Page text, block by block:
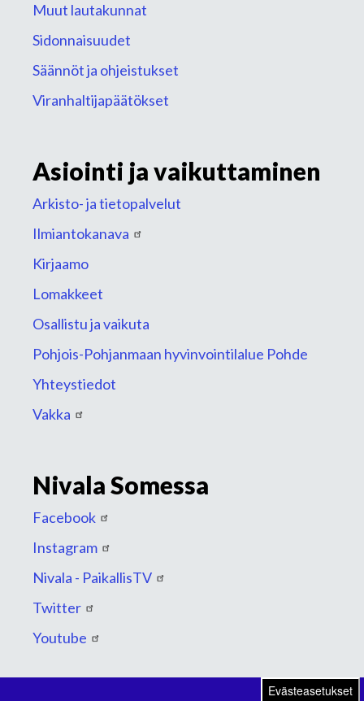
Muut lautakunnat
Sidonnaisuudet
Säännöt ja ohjeistukset
Viranhaltijapäätökset
Asiointi ja vaikuttaminen
Arkisto- ja tietopalvelut
Ilmiantokanava
Kirjaamo
Lomakkeet
Osallistu ja vaikuta
Pohjois-Pohjanmaan hyvinvointilalue Pohde
Yhteystiedot
Vakka
Nivala Somessa
Facebook
Instagram
Nivala - PaikallisTV
Twitter
Youtube
Evästeasetukset